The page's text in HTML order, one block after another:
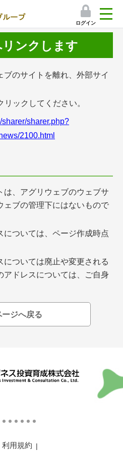
ログイン
サービスのご紹介
プリ
ンテンツ（無料）
料 アグリウェブの使い方
イレクトメッセージ
ストチャット
ンクします
ブのサイトを離れ、外部サイ
ックしてください。
sharer.php?
2100.html
は、アグリウェブのウェブサ
ェブの管理下にはないもので
については、ページ作成時点
については廃止や変更される
アドレスについては、ご自身
ージへ戻る
利用規約